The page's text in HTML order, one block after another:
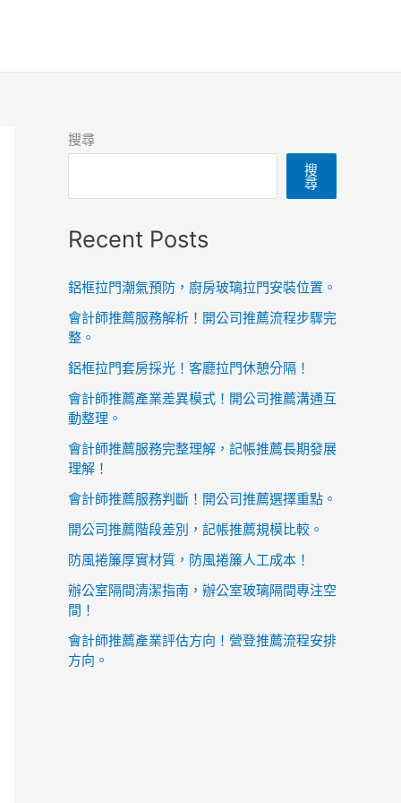
搜尋
搜
尋
Recent Posts
鋁框拉門潮氣預防，廚房玻璃拉門安裝位置。
會計師推薦服務解析！開公司推薦流程步驟完
整。
鋁框拉門套房採光！客廳拉門休憩分隔！
會計師推薦產業差異模式！開公司推薦溝通互
動整理。
會計師推薦服務完整理解，記帳推薦長期發展
理解！
會計師推薦服務判斷！開公司推薦選擇重點。
開公司推薦階段差別，記帳推薦規模比較。
防風捲簾厚實材質，防風捲簾人工成本！
辦公室隔間清潔指南，辦公室玻璃隔間專注空
間！
會計師推薦產業評估方向！營登推薦流程安排
方向。